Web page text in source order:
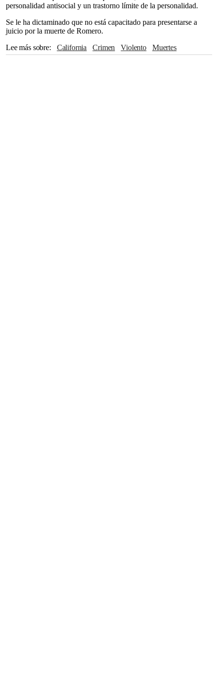
personalidad antisocial y un trastorno límite de la personalidad.
Se le ha dictaminado que no está capacitado para presentarse a
juicio por la muerte de Romero.
Lee más sobre
California crimen violento
Muertes